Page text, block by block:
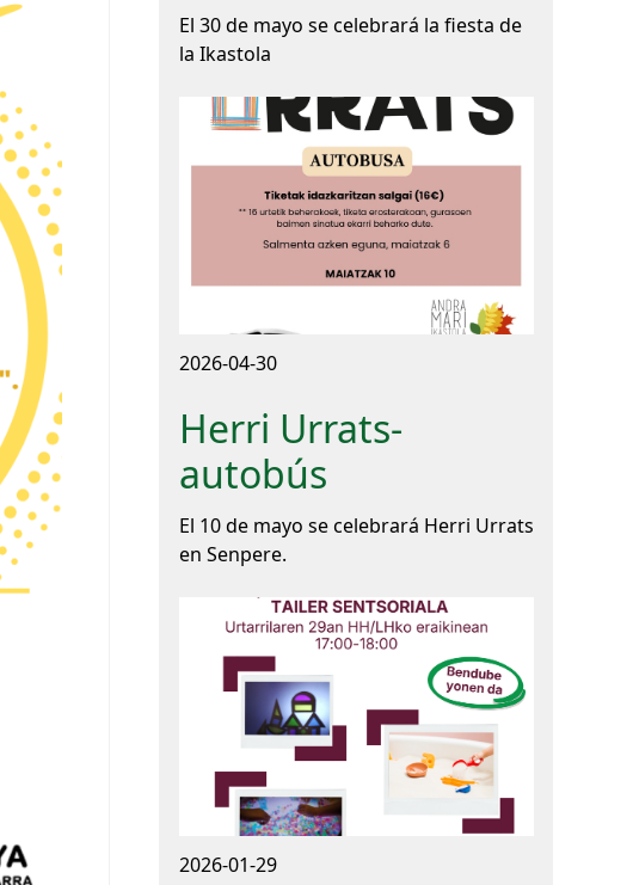
El 30 de mayo se celebrará la fiesta de
la Ikastola
2026-04-30
Herri Urrats-
autobús
El 10 de mayo se celebrará Herri Urrats
en Senpere.
2026-01-29